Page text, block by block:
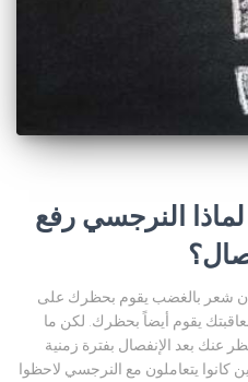
النرجسي رفع
شعر بالغضب يقوم بحظرك على
يقوم أيضاً بحظرك. لكن ما
عنك بعد الإنفصال بفترة زمنية
كانوا يتعاملون مع النرجسي لاحظوا